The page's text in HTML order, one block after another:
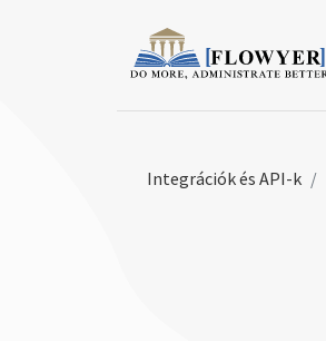
Integrációk és API-k